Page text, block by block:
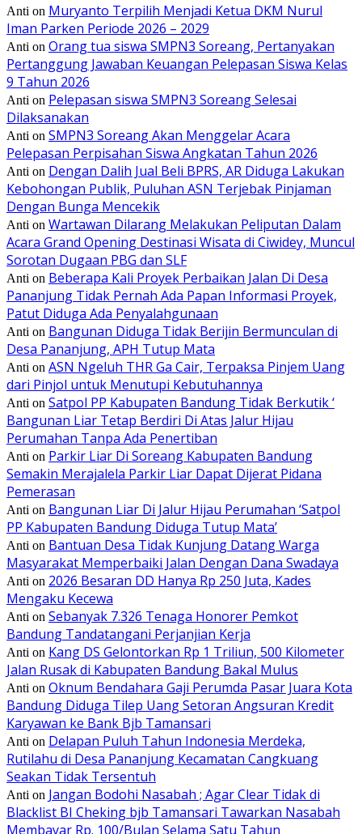
Anti on Muryanto Terpilih Menjadi Ketua DKM Nurul
Iman Parken Periode 2026 – 2029
Anti on Orang tua siswa SMPN3 Soreang, Pertanyakan
Pertanggung Jawaban Keuangan Pelepasan Siswa Kelas
9 Tahun 2026
Anti on Pelepasan siswa SMPN3 Soreang Selesai
Dilaksanakan
Anti on SMPN3 Soreang Akan Menggelar Acara
Pelepasan Perpisahan Siswa Angkatan Tahun 2026
Anti on Dengan Dalih Jual Beli BPRS, AR Diduga Lakukan
Kebohongan Publik, Puluhan ASN Terjebak Pinjaman
Dengan Bunga Mencekik
Anti on Wartawan Dilarang Melakukan Peliputan Dalam
Acara Grand Opening Destinasi Wisata di Ciwidey, Muncul
Sorotan Dugaan PBG dan SLF
Anti on Beberapa Kali Proyek Perbaikan Jalan Di Desa
Pananjung Tidak Pernah Ada Papan Informasi Proyek,
Patut Diduga Ada Penyalahgunaan
Anti on Bangunan Diduga Tidak Berijin Bermunculan di
Desa Pananjung, APH Tutup Mata
Anti on ASN Ngeluh THR Ga Cair, Terpaksa Pinjem Uang
dari Pinjol untuk Menutupi Kebutuhannya
Anti on Satpol PP Kabupaten Bandung Tidak Berkutik ‘
Bangunan Liar Tetap Berdiri Di Atas Jalur Hijau
Perumahan Tanpa Ada Penertiban
Anti on Parkir Liar Di Soreang Kabupaten Bandung
Semakin Merajalela Parkir Liar Dapat Dijerat Pidana
Pemerasan
Anti on Bangunan Liar Di Jalur Hijau Perumahan ‘Satpol
PP Kabupaten Bandung Diduga Tutup Mata’
Anti on Bantuan Desa Tidak Kunjung Datang Warga
Masyarakat Memperbaiki Jalan Dengan Dana Swadaya
Anti on 2026 Besaran DD Hanya Rp 250 Juta, Kades
Mengaku Kecewa
Anti on Sebanyak 7.326 Tenaga Honorer Pemkot
Bandung Tandatangani Perjanjian Kerja
Anti on Kang DS Gelontorkan Rp 1 Triliun, 500 Kilometer
Jalan Rusak di Kabupaten Bandung Bakal Mulus
Anti on Oknum Bendahara Gaji Perumda Pasar Juara Kota
Bandung Diduga Tilep Uang Setoran Angsuran Kredit
Karyawan ke Bank Bjb Tamansari
Anti on Delapan Puluh Tahun Indonesia Merdeka,
Rutilahu di Desa Pananjung Kecamatan Cangkuang
Seakan Tidak Tersentuh
Anti on Jangan Bodohi Nasabah ; Agar Clear Tidak di
Blacklist BI Cheking bjb Tamansari Tawarkan Nasabah
Membayar Rp. 100/Bulan Selama Satu Tahun